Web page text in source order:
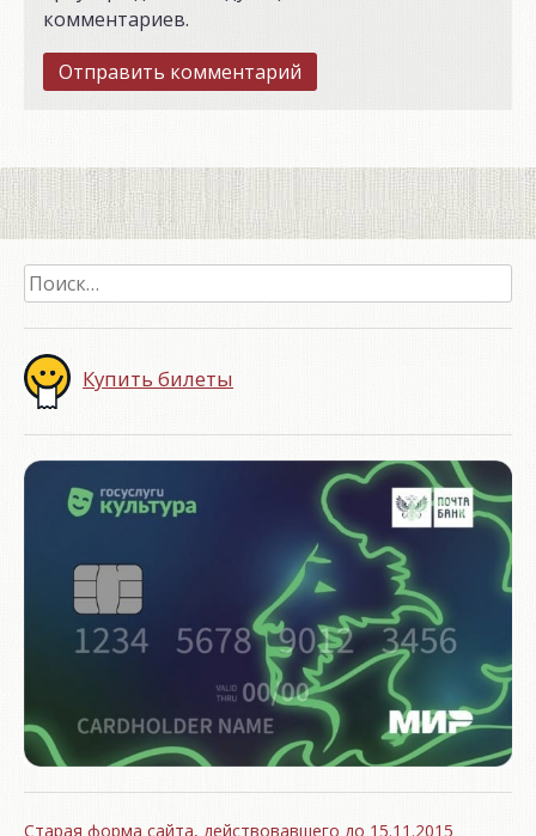
комментариев.
Найти:
Купить билеты
Старая форма сайта, действовавшего до 15.11.2015